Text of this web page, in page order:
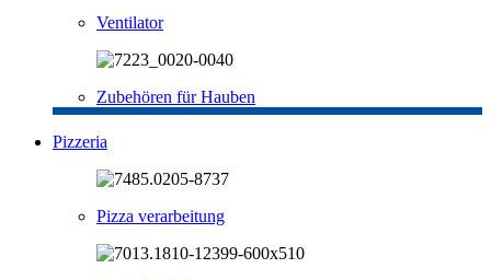
Ventilator
Zubehören für Hauben
Pizzeria
Pizza verarbeitung